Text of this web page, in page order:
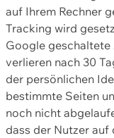
auf Ihrem Rechner
Tracking wird
Google geschaltete
verlieren nach 30
der persönlichen
bestimmte Seiten
noch nicht
dass der Nutzer